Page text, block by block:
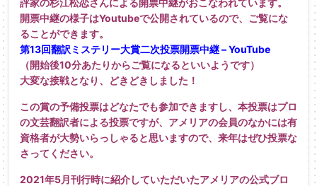
評家の杉江松恋さんによる開票中継がおこなわれています。
開票中継の様子はYoutubeで公開されているので、ご覧にな
ることができます。
第13回翻訳ミステリー大賞二次投票開票中継 – YouTube
（開始後10分あたりからご覧になるといいようです）
大変な接戦となり、どきどきしました！
この賞の予備投票はどなたでも参加できますし、本投票はプロ
の文芸翻訳者による投票ですが、アメリアの会員のなかには有
資格者が大勢いらっしゃると思いますので、 来年はぜひ投票な
さってください。
2021年5月刊行時に紹介していただいたアメリアの公式ブロ